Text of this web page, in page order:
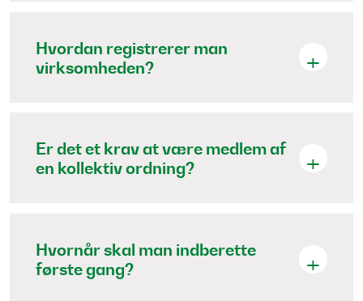
Hvordan registrerer man
virksomheden?
Er det et krav at være medlem af
en kollektiv ordning?
Hvornår skal man indberette
første gang?